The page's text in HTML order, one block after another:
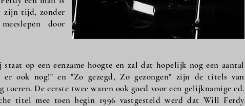
zijn tijd, zonder
door
op een eenzame hoogte en zal dat hopelijk nog een aantal
ook nog!" en "Zo gezegd, Zo gezongen" zijn de titels van
De eerste twee waren ook goed voor een gelijknamige cd.
titel mee toen begin 1996 vastgesteld werd dat Will Ferdy